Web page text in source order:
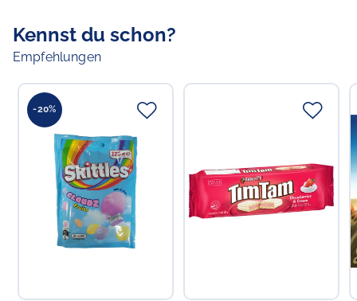
Kennst du schon?
Empfehlungen
-20%